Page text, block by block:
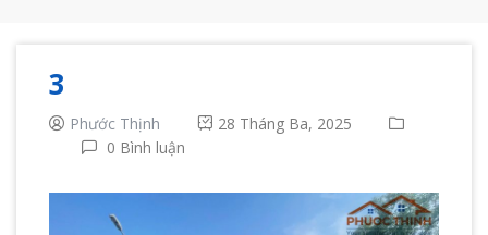
3
Phước Thịnh
28 Tháng Ba, 2025
0 Bình luận